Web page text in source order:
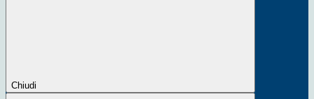
Chiudi